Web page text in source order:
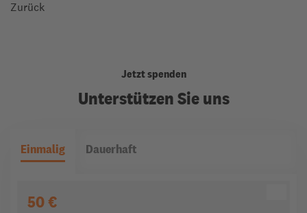
Zurück
Jetzt spenden
Unterstützen Sie uns
Einmalig Dauerhaft
50 €